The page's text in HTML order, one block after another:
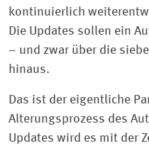
kontinuierlich
Die Updates sollen ein
– und zwar über die
hinaus.
Das ist der eigentliche
Alterungsprozess des
Updates wird es mit der